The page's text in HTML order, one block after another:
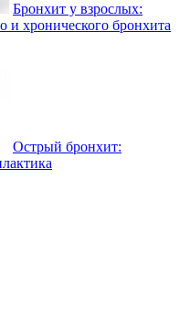
Бронхит у взрослых:
и хронического бронхита
Острый бронхит: